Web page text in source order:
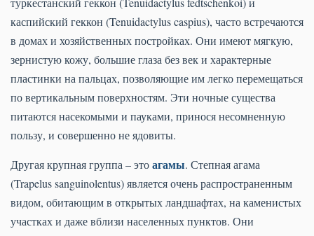
каспийский геккон (Tenuidactylus caspius), часто встречаются
в домах и хозяйственных постройках. Они имеют мягкую,
зернистую кожу, большие глаза без век и характерные
пластинки на пальцах, позволяющие им легко перемещаться
по вертикальным поверхностям. Эти ночные существа
питаются насекомыми и пауками, принося несомненную
пользу, и совершенно не ядовиты.
Другая крупная группа – этоагамы. Степная агама
(Trapelus sanguinolentus) является очень распространенным
видом, обитающим в открытых ландшафтах, на каменистых
участках и даже вблизи населенных пунктов. Они